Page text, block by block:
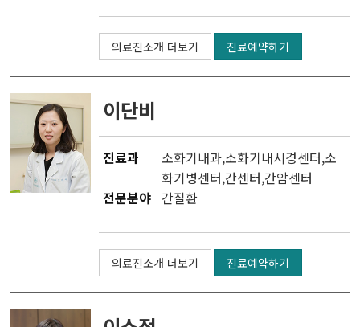
의료진소개 더보기 진료예약하기
이단비
진료과 소화기내과,소화기내시경센터,소
화기병센터,간센터,간암센터
전문분야 간질환
의료진소개 더보기 진료예약하기